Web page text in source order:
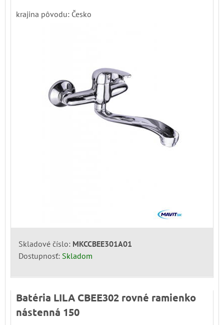
krajina pôvodu: Česko
Skladové číslo: MKCCBEE301A01
Dostupnosť: Skladom
Batéria LILA CBEE302 rovné ramienko
nástenná 150